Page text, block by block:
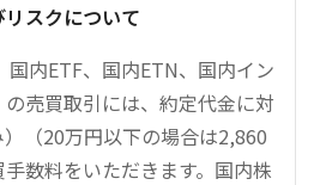
スクについて
国内ETF、国内ETN、国内イン
売買取引には、約定代金に対
（20万円以下の場合は2,860
数料をいただきます。国内株